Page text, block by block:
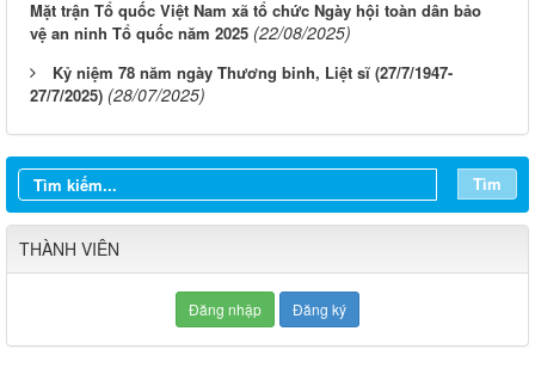
Mặt trận Tổ quốc Việt Nam xã tổ chức Ngày hội toàn dân bảo
vệ an ninh Tổ quốc năm 2025 (22/08/2025)
Kỷ niệm 78 năm ngày Thương binh, Liệt sĩ (27/7/1947-
27/7/2025) (28/07/2025)
Tìm
THÀNH VIÊN
Đăng nhập Đăng ký